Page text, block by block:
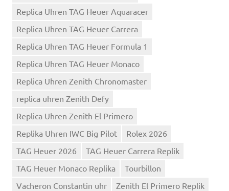
Replica Uhren TAG Heuer Aquaracer
Replica Uhren TAG Heuer Carrera
Replica Uhren TAG Heuer Formula 1
Replica Uhren TAG Heuer Monaco
Replica Uhren Zenith Chronomaster
replica uhren Zenith Defy
Replica Uhren Zenith El Primero
Replika Uhren IWC Big Pilot
Rolex 2026
TAG Heuer 2026
TAG Heuer Carrera Replik
TAG Heuer Monaco Replika
Tourbillon
Vacheron Constantin uhr
Zenith El Primero Replik